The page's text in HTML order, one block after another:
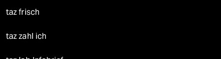
taz frisch
taz zahl ich